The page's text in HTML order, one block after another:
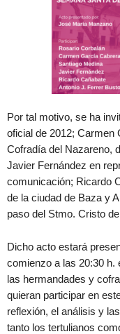
Por tal motivo, se ha
oficial de 2012; Carmen
Cofradía del Nazareno,
Javier Fernández en
comunicación; Ricardo
de la ciudad de Baza y
paso del Stmo. Cristo
Dicho acto estará
comienzo a las 20:30 h.
las hermandades y
quieran participar en
reflexión, el análisis y
tanto los tertulianos